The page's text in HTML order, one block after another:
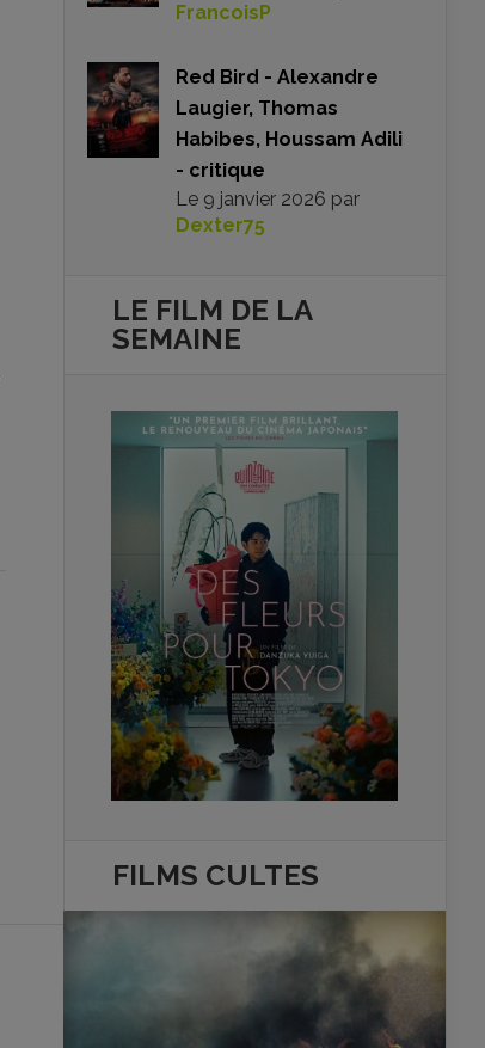
FrancoisP
Red Bird - Alexandre
Laugier, Thomas
Habibes, Houssam Adili
- critique
Le 9 janvier 2026 par
Dexter75
LE FILM DE LA
SEMAINE
FILMS CULTES